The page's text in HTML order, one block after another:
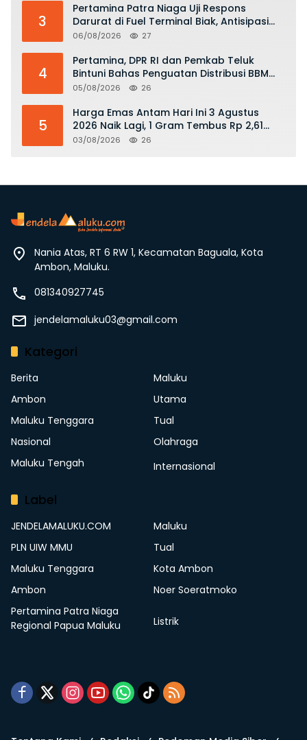
3
Pertamina Patra Niaga Uji Respons
Darurat di Fuel Terminal Biak, Antisipasi
Risiko Kebakaran dan Tumpahan BBM
06/08/2026 27
4
Pertamina, DPR RI dan Pemkab Teluk
Bintuni Bahas Penguatan Distribusi BBM
dan LPG
05/08/2026 26
5
Harga Emas Antam Hari Ini 3 Agustus
2026 Naik Lagi, 1 Gram Tembus Rp 2,61
Juta
03/08/2026 26
Nania Atas, RT 6 RW 1, Kecamatan Baguala, Kota
Ambon, Maluku.
081340927745
jendelamaluku03@gmail.com
Kategori
Berita
Maluku
Ambon
Utama
Maluku Tenggara
Tual
Nasional
Olahraga
Maluku Tengah
Internasional
Label
JENDELAMALUKU.COM
Maluku
PLN UIW MMU
Tual
Maluku Tenggara
Kota Ambon
Ambon
Noer Soeratmoko
Pertamina Patra Niaga
Regional Papua Maluku
Listrik